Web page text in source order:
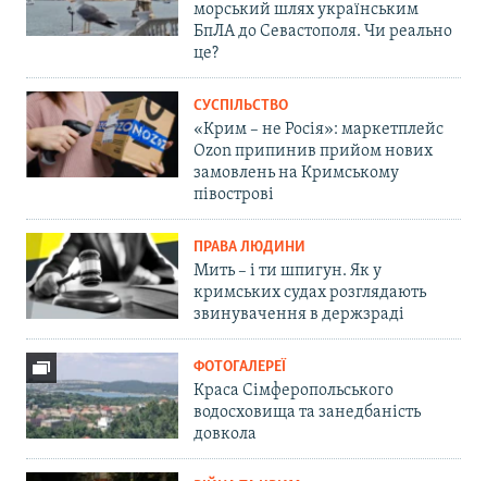
морський шлях українським
БпЛА до Севастополя. Чи реально
це?
СУСПІЛЬСТВО
«Крим – не Росія»: маркетплейс
Ozon припинив прийом нових
замовлень на Кримському
півострові
ПРАВА ЛЮДИНИ
Мить – і ти шпигун. Як у
кримських судах розглядають
звинувачення в держзраді
ФОТОГАЛЕРЕЇ
Краса Сімферопольського
водосховища та занедбаність
довкола